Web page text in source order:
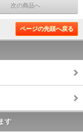
次の商品へ
ページの先頭へ戻る
す